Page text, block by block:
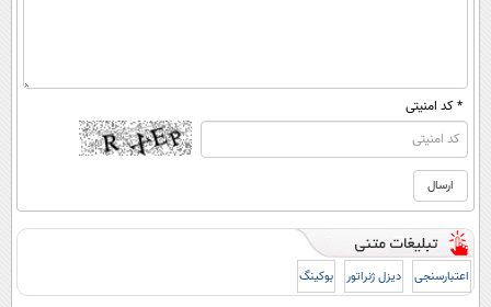
* کد امنیتی
اعتبارسنجی دیزل ژنراتور بوکینگ